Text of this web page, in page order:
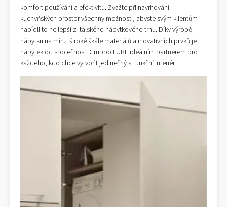
komfort používání a efektivitu. Zvažte při navrhování
kuchyňských prostor všechny možnosti, abyste svým klientům
nabídli to nejlepší z italského nábytkového trhu. Díky výrobě
nábytku na míru, široké škále materiálů a inovativních prvků je
nábytek od společnosti Gruppo LUBE ideálním partnerem pro
každého, kdo chce vytvořit jedinečný a funkční interiér.